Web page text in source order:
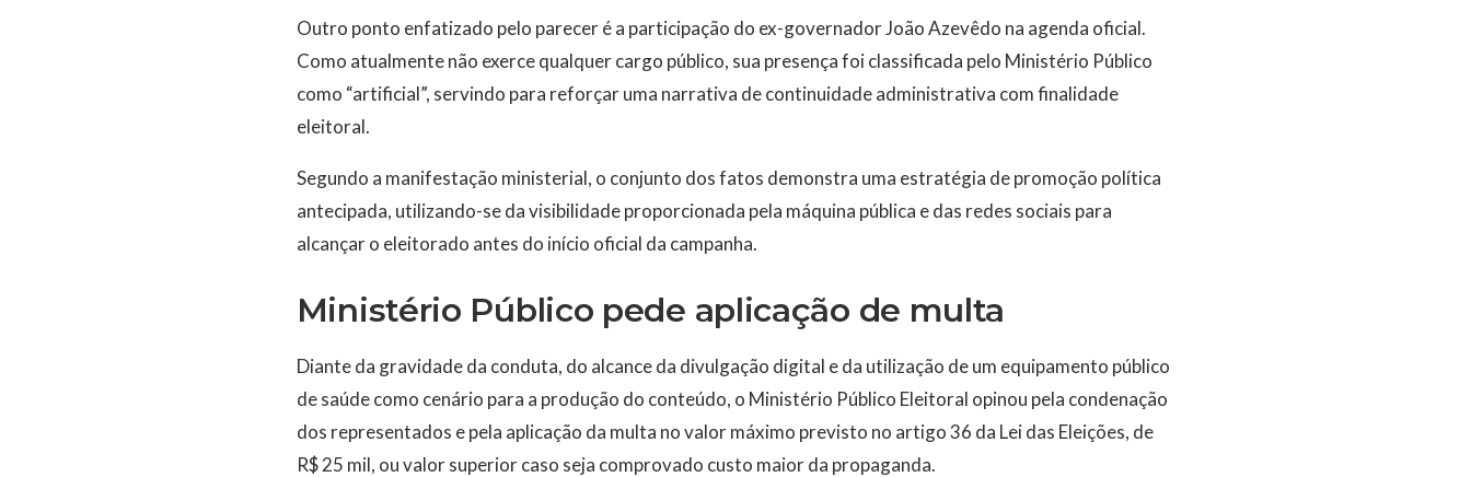
Outro ponto enfatizado pelo parecer é a participação do ex-governador João Azevêdo na agenda oficial.
Como atualmente não exerce qualquer cargo público, sua presença foi classificada pelo Ministério Público
como “artificial”, servindo para reforçar uma narrativa de continuidade administrativa com finalidade
eleitoral.
Segundo a manifestação ministerial, o conjunto dos fatos demonstra uma estratégia de promoção política
antecipada, utilizando-se da visibilidade proporcionada pela máquina pública e das redes sociais para
alcançar o eleitorado antes do início oficial da campanha.
Ministério Público pede aplicação de multa
Diante da gravidade da conduta, do alcance da divulgação digital e da utilização de um equipamento público
de saúde como cenário para a produção do conteúdo, o Ministério Público Eleitoral opinou pela condenação
dos representados e pela aplicação da multa no valor máximo previsto no artigo 36 da Lei das Eleições, de
R$ 25 mil, ou valor superior caso seja comprovado custo maior da propaganda.